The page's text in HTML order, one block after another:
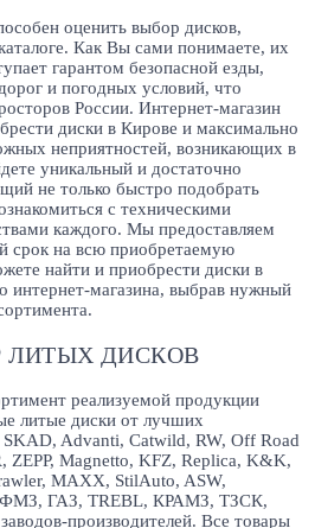
оценить выбор дисков,
Как Вы сами понимаете, их
гарантом безопасной езды,
и погодных условий, что
России. Интернет-магазин
диски в Кирове и максимально
неприятностей, возникающих в
уникальный и достаточно
не только быстро подобрать
с техническими
каждого. Мы предоставляем
срок на всю приобретаемую
найти и приобрести диски в
магазина, выбрав нужный
ЛИТЫХ ДИСКОВ
реализуемой продукции
литые диски от лучших
SKAD, Advanti, Catwild, RW, Off Road
ZEPP, Magnetto, KFZ, Replica, K&K,
MAXX, StilAuto, ASW,
ФМЗ, ГАЗ, TREBL, КРАМЗ, ТЗСК,
производителей. Все товары